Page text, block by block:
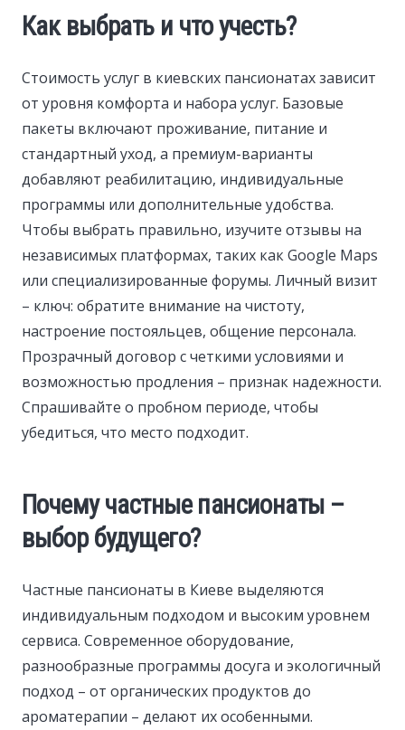
Как выбрать и что учесть?
Стоимость услуг в киевских пансионатах зависит
от уровня комфорта и набора услуг. Базовые
пакеты включают проживание, питание и
стандартный уход, а премиум-варианты
добавляют реабилитацию, индивидуальные
программы или дополнительные удобства.
Чтобы выбрать правильно, изучите отзывы на
независимых платформах, таких как Google Maps
или специализированные форумы. Личный визит
– ключ: обратите внимание на чистоту,
настроение постояльцев, общение персонала.
Прозрачный договор с четкими условиями и
возможностью продления – признак надежности.
Спрашивайте о пробном периоде, чтобы
убедиться, что место подходит.
Почему частные пансионаты –
выбор будущего?
Частные пансионаты в Киеве выделяются
индивидуальным подходом и высоким уровнем
сервиса. Современное оборудование,
разнообразные программы досуга и экологичный
подход – от органических продуктов до
ароматерапии – делают их особенными.